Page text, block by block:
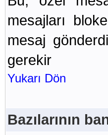
mesajları
mesaj
gerekir
Yukarı Dön
Bazılarının